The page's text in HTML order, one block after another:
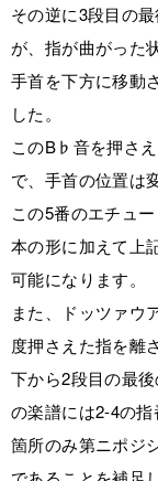
その逆に3段目の
が、指が曲がった
手首を下方に移動
した。
このB♭音を押さ
で、手首の位置は
この5番のエチュ
本の形に加えて上
可能になります。
また、ドッツァウ
度押さえた指を離
下から2段目の最
の楽譜には2-4の
箇所のみ第ニポジ